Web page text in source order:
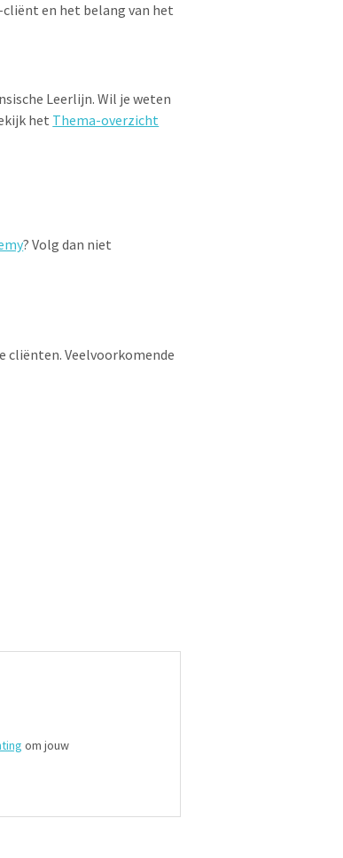
en het belang van het
Leerlijn. Wil je weten
het Thema-overzicht
? Volg dan niet
cliënten. Veelvoorkomende
om jouw